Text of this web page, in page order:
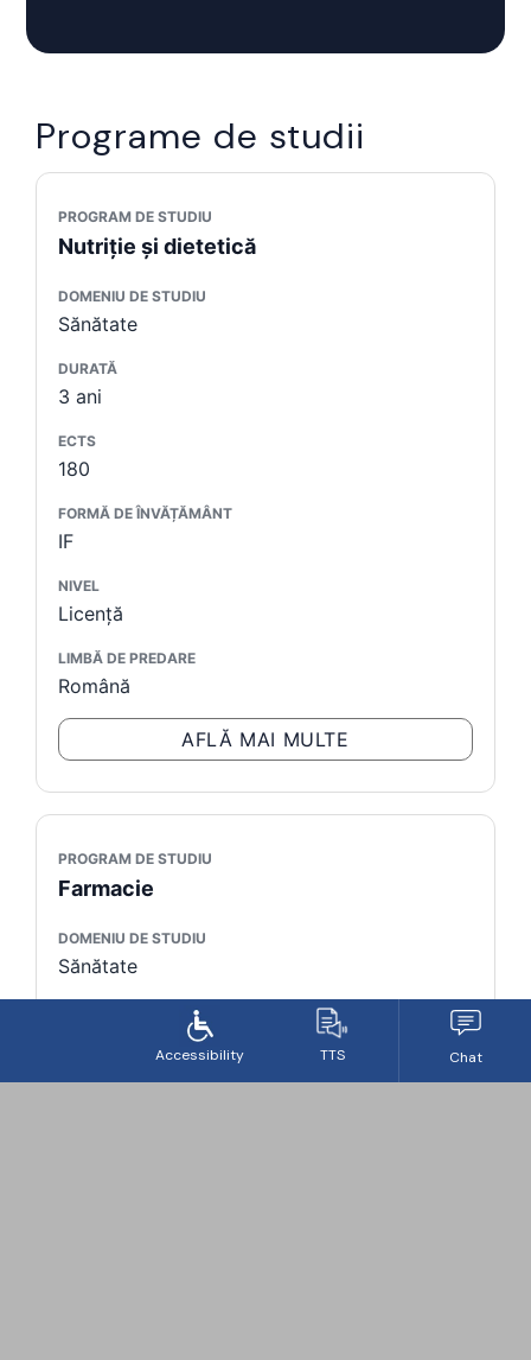
Programe de studii
PROGRAM DE STUDIU
Nutriție și dietetică
DOMENIU DE STUDIU
Sănătate
DURATĂ
3 ani
ECTS
180
FORMĂ DE ÎNVĂȚĂMÂNT
IF
NIVEL
Licență
LIMBĂ DE PREDARE
Română
AFLĂ MAI MULTE
PROGRAM DE STUDIU
Farmacie
DOMENIU DE STUDIU
Sănătate
ECTS